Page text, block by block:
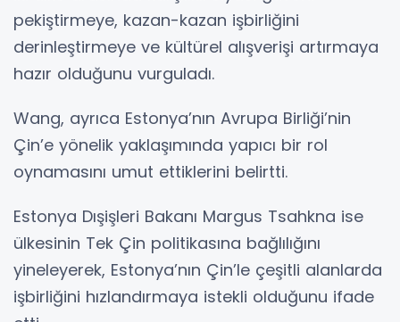
pekiştirmeye, kazan-kazan işbirliğini
derinleştirmeye ve kültürel alışverişi artırmaya
hazır olduğunu vurguladı.
Wang, ayrıca Estonya’nın Avrupa Birliği’nin
Çin’e yönelik yaklaşımında yapıcı bir rol
oynamasını umut ettiklerini belirtti.
Estonya Dışişleri Bakanı Margus Tsahkna ise
ülkesinin Tek Çin politikasına bağlılığını
yineleyerek, Estonya’nın Çin’le çeşitli alanlarda
işbirliğini hızlandırmaya istekli olduğunu ifade